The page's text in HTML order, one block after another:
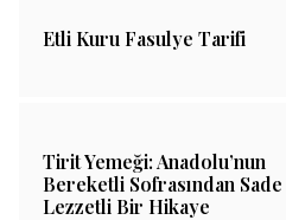
Etli Kuru Fasulye Tarifi
Tirit Yemeği: Anadolu’nun
Bereketli Sofrasından Sade
Lezzetli Bir Hikaye